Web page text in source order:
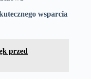
wsparcia
przed